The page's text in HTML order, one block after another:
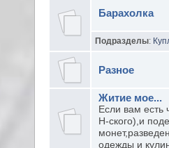
Барахолка
Подразделы:
Разное
Житие мое...
Если вам есть
Н-ского),и
одежды и